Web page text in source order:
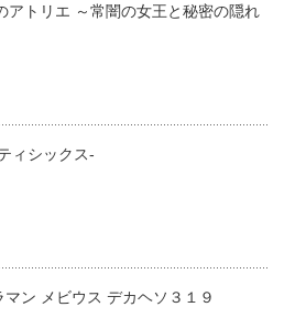
アトリエ ～常闇の女王と秘密の隠れ
ィシックス-
マン メビウス デカヘソ３１９